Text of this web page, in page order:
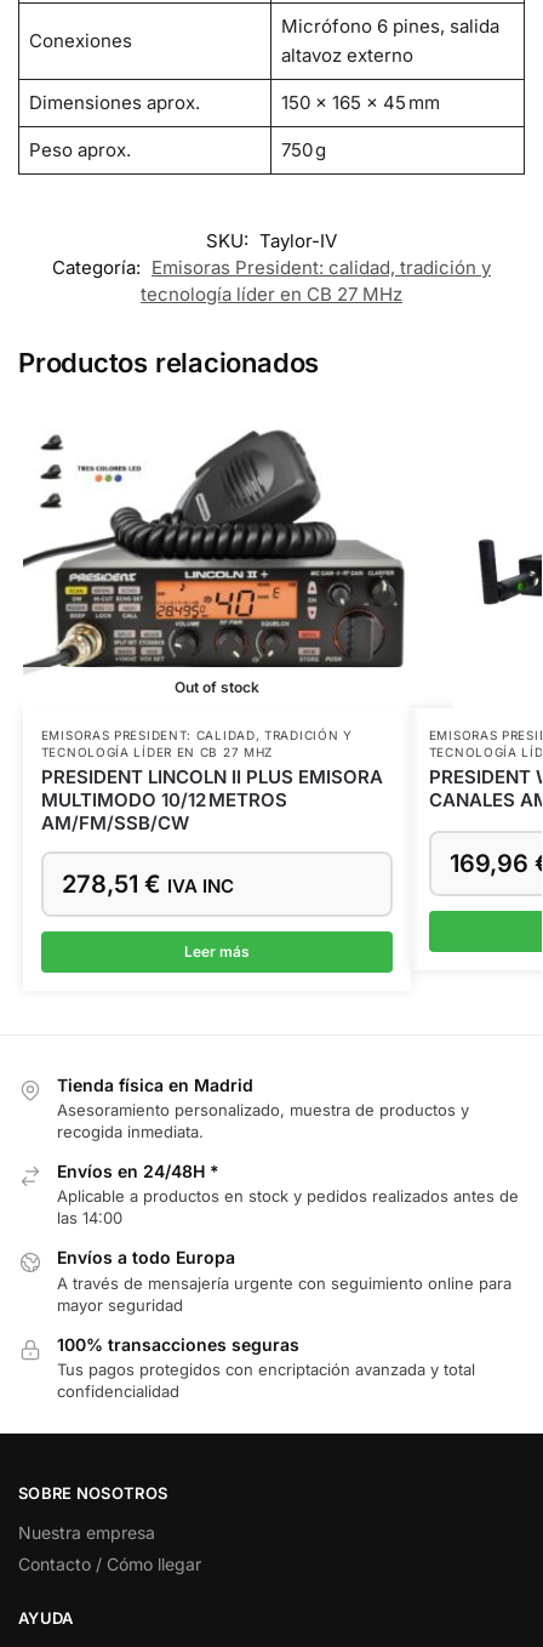
Conexiones
Micrófono 6 pines, salida
altavoz externo
Dimensiones aprox. 150 × 165 × 45 mm
Peso aprox. 750 g
SKU: Taylor-IV
Categoría: Emisoras President: calidad, tradición y
tecnología líder en CB 27 MHz
Productos relacionados
Out of stock
EMISORAS PRESIDENT: CALIDAD, TRADICIÓN Y
TECNOLOGÍA LÍDER EN CB 27 MHZ
PRESIDENT LINCOLN II PLUS EMISORA
MULTIMODO 10/12 METROS
AM/FM/SSB/CW
278,51 € IVA INC
Leer más
EMISORAS
TECNOLOGÍA
PRESIDENT
CANALES
169,96
Tienda física en Madrid
Asesoramiento personalizado, muestra de productos y
recogida inmediata.
Envíos en 24/48H *
Aplicable a productos en stock y pedidos realizados antes de
las 14:00
Envíos a todo Europa
A través de mensajería urgente con seguimiento online para
mayor seguridad
100% transacciones seguras
Tus pagos protegidos con encriptación avanzada y total
confidencialidad
SOBRE NOSOTROS
Nuestra empresa
Contacto / Cómo llegar
AYUDA